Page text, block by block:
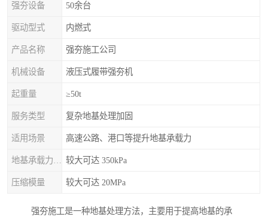
强夯设备 50余台
驱动型式 内燃式
产品名称 强夯施工公司
机械设备 液压式履带强夯机
起重量 ≥50t
服务类型 复杂地基处理加固
适用场景 高速公路、港口等提升地基承载力
较大可达 350kPa
压缩模量 较大可达 20MPa
强夯施工是一种地基处理方法，主要用于提高地基的承